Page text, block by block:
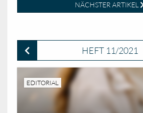
NÄCHSTER ARTIKEL
HEFT 11/2021
EDITORIAL